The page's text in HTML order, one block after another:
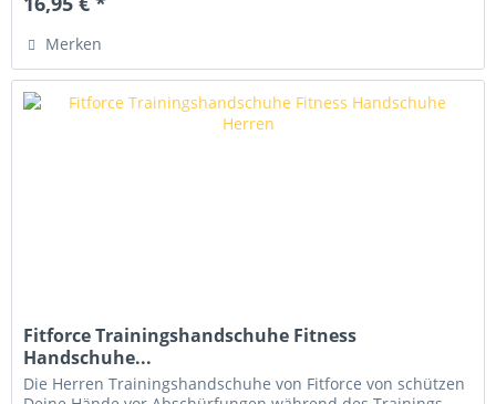
Merken
Fitforce Trainingshandschuhe Fitness
Handschuhe...
Die Herren Trainingshandschuhe von Fitforce von schützen